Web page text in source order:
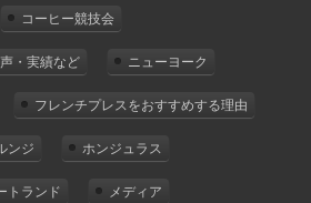
コーヒー競技会
・実績など ニューヨーク
フレンチプレスをおすすめする理由
ンジ ホンジュラス
トランド メディア